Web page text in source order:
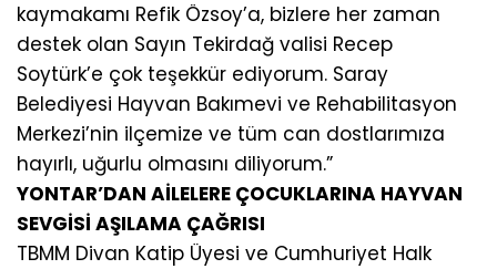
kaymakamı Refik Özsoy’a, bizlere her zaman
destek olan Sayın Tekirdağ valisi Recep
Soytürk’e çok teşekkür ediyorum. Saray
Belediyesi Hayvan Bakımevi ve Rehabilitasyon
Merkezi’nin ilçemize ve tüm can dostlarımıza
hayırlı, uğurlu olmasını diliyorum.”
YONTAR’DAN AİLELERE ÇOCUKLARINA HAYVAN
SEVGİSİ AŞILAMA ÇAĞRISI
TBMM Divan Katip Üyesi ve Cumhuriyet Halk